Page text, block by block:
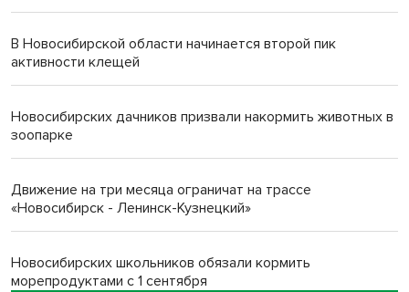
В Новосибирской области начинается второй пик
активности клещей
Новосибирских дачников призвали накормить животных в
зоопарке
Движение на три месяца ограничат на трассе
«Новосибирск - Ленинск-Кузнецкий»
Новосибирских школьников обязали кормить
морепродуктами с 1 сентября